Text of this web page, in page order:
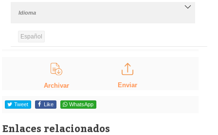
Idioma
Español
Archivar Enviar
Tweet Like WhatsApp
Enlaces relacionados